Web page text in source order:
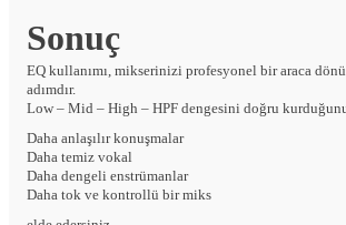
Sonuç
EQ kullanımı, mikserinizi profesyonel bir araca
adımdır.
Low – Mid – High – HPF dengesini doğru
Daha anlaşılır konuşmalar
Daha temiz vokal
Daha dengeli enstrümanlar
Daha tok ve kontrollü bir miks